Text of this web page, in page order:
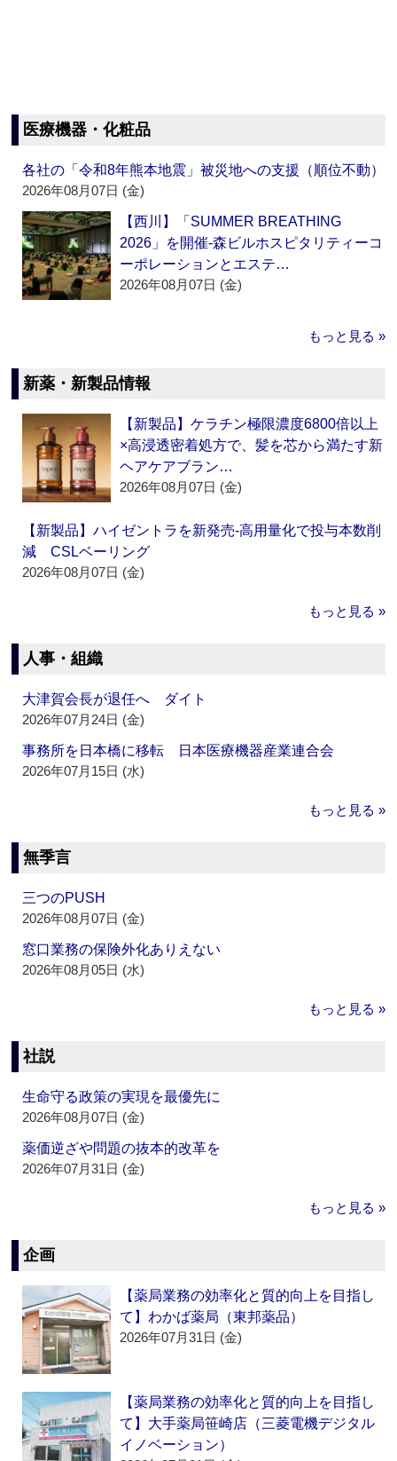
医療機器・化粧品
各社の「令和8年熊本地震」被災地への支援（順位不動）
2026年08月07日 (金)
【西川】「SUMMER BREATHING
2026」を開催‐森ビルホスピタリティーコ
ーポレーションとエステ…
2026年08月07日 (金)
もっと見る »
新薬・新製品情報
【新製品】ケラチン極限濃度6800倍以上
×高浸透密着処方で、髪を芯から満たす新
ヘアケアブラン…
2026年08月07日 (金)
【新製品】ハイゼントラを新発売‐高用量化で投与本数削
減 CSLベーリング
2026年08月07日 (金)
もっと見る »
人事・組織
大津賀会長が退任へ ダイト
2026年07月24日 (金)
事務所を日本橋に移転 日本医療機器産業連合会
2026年07月15日 (水)
もっと見る »
無季言
三つのPUSH
2026年08月07日 (金)
窓口業務の保険外化ありえない
2026年08月05日 (水)
もっと見る »
社説
生命守る政策の実現を最優先に
2026年08月07日 (金)
薬価逆ざや問題の抜本的改革を
2026年07月31日 (金)
もっと見る »
企画
【薬局業務の効率化と質的向上を目指し
て】わかば薬局（東邦薬品）
2026年07月31日 (金)
【薬局業務の効率化と質的向上を目指し
て】大手薬局笹崎店（三菱電機デジタル
イノベーション）